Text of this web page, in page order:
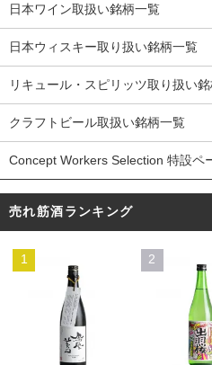
日本ワイン取扱い銘柄一覧
日本ウィスキー取り扱い銘柄一覧
リキュール・スピリッツ取り扱い
クラフトビール取扱い銘柄一覧
Concept Workers Selection 特設ペ
売れ筋酒ランキング
1 2